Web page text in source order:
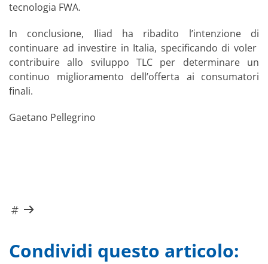
tecnologia FWA.
In conclusione, Iliad ha ribadito l’intenzione di
continuare ad investire in Italia, specificando di voler
contribuire allo sviluppo TLC per determinare un
continuo miglioramento dell’offerta ai consumatori
finali.
Gaetano Pellegrino
Condividi questo articolo: